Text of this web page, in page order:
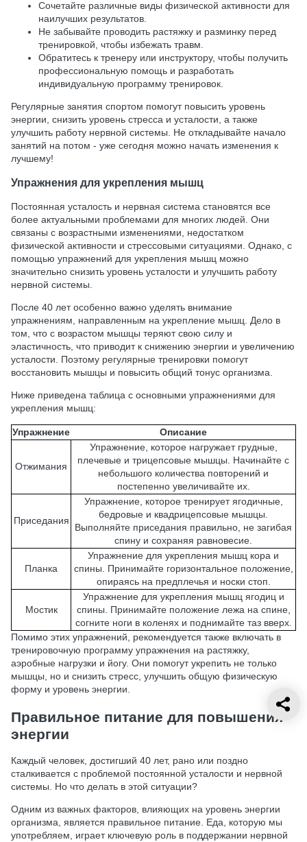
Сочетайте различные виды физической активности для
наилучших результатов.
Не забывайте проводить растяжку и разминку перед
тренировкой, чтобы избежать травм.
Обратитесь к тренеру или инструктору, чтобы получить
профессиональную помощь и разработать
индивидуальную программу тренировок.
Регулярные занятия спортом помогут повысить уровень
энергии, снизить уровень стресса и усталости, а также
улучшить работу нервной системы. Не откладывайте начало
занятий на потом - уже сегодня можно начать изменения к
лучшему!
Упражнения для укрепления мышц
Постоянная усталость и нервная система становятся все
более актуальными проблемами для многих людей. Они
связаны с возрастными изменениями, недостатком
физической активности и стрессовыми ситуациями. Однако, с
помощью упражнений для укрепления мышц можно
значительно снизить уровень усталости и улучшить работу
нервной системы.
После 40 лет особенно важно уделять внимание
упражнениям, направленным на укрепление мышц. Дело в
том, что с возрастом мышцы теряют свою силу и
эластичность, что приводит к снижению энергии и увеличению
усталости. Поэтому регулярные тренировки помогут
восстановить мышцы и повысить общий тонус организма.
Ниже приведена таблица с основными упражнениями для
укрепления мышц:
Упражнение Описание
Отжимания
Упражнение, которое нагружает грудные,
плечевые и трицепсовые мышцы. Начинайте с
небольшого количества повторений и
постепенно увеличивайте их.
Приседания
Упражнение, которое тренирует ягодичные,
бедровые и квадрицепсовые мышцы.
Выполняйте приседания правильно, не загибая
спину и сохраняя равновесие.
Планка
Упражнение для укрепления мышц кора и
спины. Принимайте горизонтальное положение,
опираясь на предплечья и носки стоп.
Мостик
Упражнение для укрепления мышц ягодиц и
спины. Принимайте положение лежа на спине,
согните ноги в коленях и поднимайте таз вверх.
Помимо этих упражнений, рекомендуется также включать в
тренировочную программу упражнения на растяжку,
аэробные нагрузки и йогу. Они помогут укрепить не только
мышцы, но и снизить стресс, улучшить общую физическую
форму и уровень энергии.
Правильное питание для повышения
энергии
Каждый человек, достигший 40 лет, рано или поздно
сталкивается с проблемой постоянной усталости и нервной
системы. Но что делать в этой ситуации?
Одним из важных факторов, влияющих на уровень энергии
организма, является правильное питание. Еда, которую мы
употребляем, играет ключевую роль в поддержании нервной